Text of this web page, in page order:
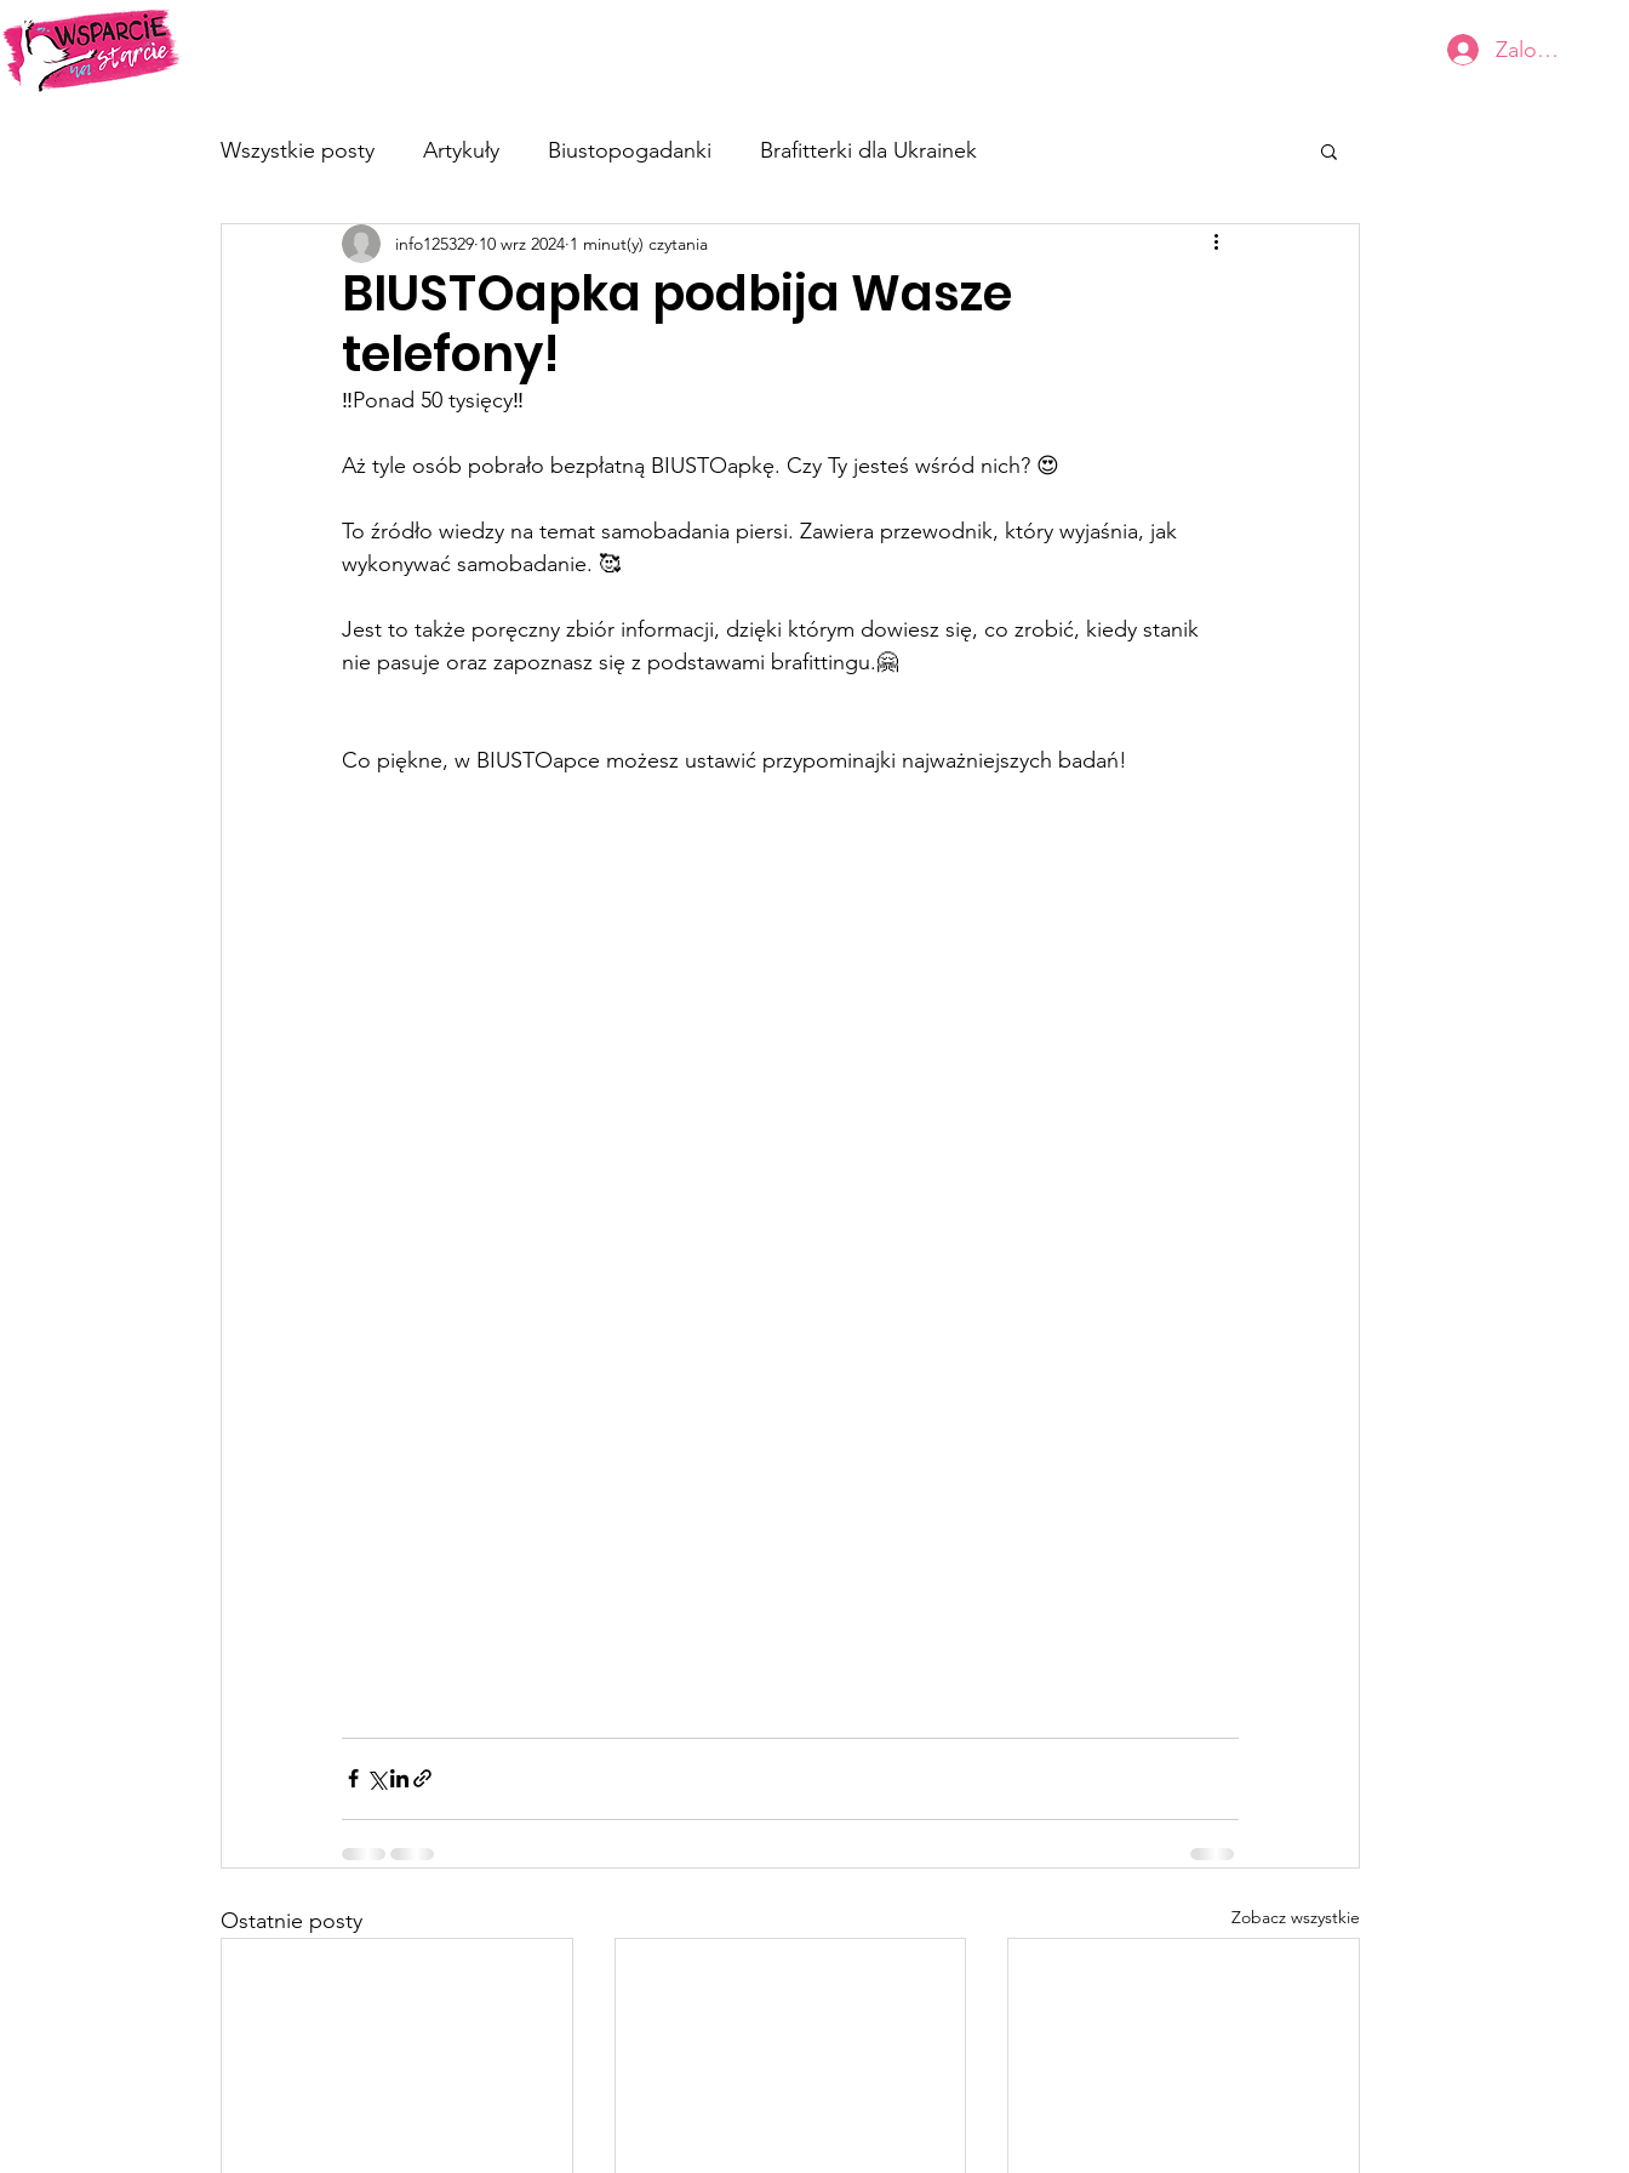
Zaloguj się
Wszystkie posty Artykuły Biustopogadanki Brafitterki dla Ukrainek
BIUSTOapka podbija Wasze
telefony!
info125329 10 wrz 2024 1 minut(y) czytania
‼️Ponad 50 tysięcy‼️
Aż tyle osób pobrało bezpłatną BIUSTOapkę. Czy Ty jesteś wśród nich? 😍
To źródło wiedzy na temat samobadania piersi. Zawiera przewodnik, który wyjaśnia, jak
wykonywać samobadanie. 🥰
Jest to także poręczny zbiór informacji, dzięki którym dowiesz się, co zrobić, kiedy stanik
nie pasuje oraz zapoznasz się z podstawami brafittingu.🤗
Co piękne, w BIUSTOapce możesz ustawić przypominajki najważniejszych badań!
Ostatnie posty Zobacz wszystkie